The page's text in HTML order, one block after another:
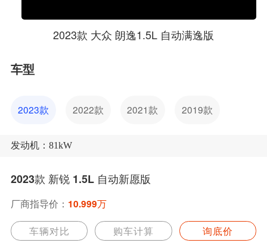
2023款 大众 朗逸1.5L 自动满逸版
车型
2023款 2022款 2021款 2019款
发动机：81kW
2023款 新锐 1.5L 自动新愿版
厂商指导价： 10.999万
车辆对比 购车计算 询底价